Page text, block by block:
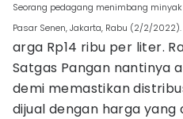
Seorang pedagang menimbang
Pasar Senen, Jakarta, Rabu (2/2/2022).
arga Rp14 ribu per liter.
Satgas Pangan nantinya
demi memastikan
dijual dengan harga